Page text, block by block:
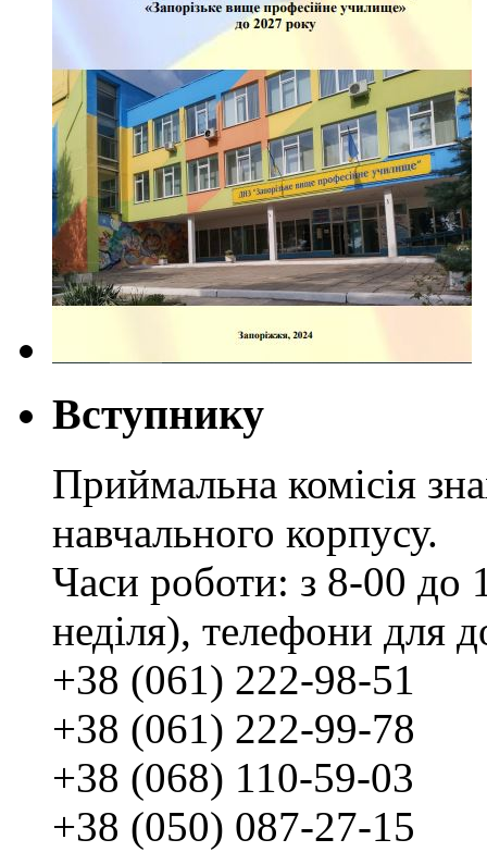
Вступнику
Приймальна комісія
навчального корпусу.
Часи роботи: з 8-00 до
неділя), телефони для
+38 (061) 222-98-51
+38 (061) 222-99-78
+38 (068) 110-59-03
+38 (050) 087-27-15